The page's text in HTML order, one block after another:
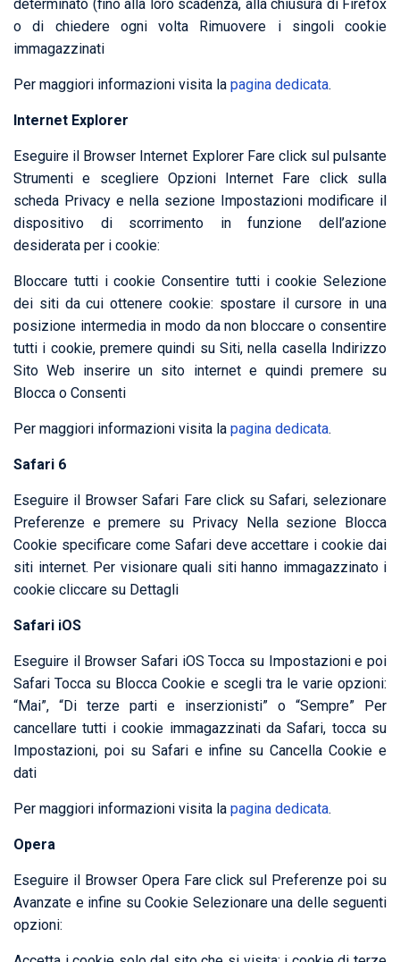
determinato (fino alla loro scadenza, alla chiusura di Firefox
o di chiedere ogni volta Rimuovere i singoli cookie
immagazzinati
Per maggiori informazioni visita la pagina dedicata.
Internet Explorer
Eseguire il Browser Internet Explorer Fare click sul pulsante
Strumenti e scegliere Opzioni Internet Fare click sulla
scheda Privacy e nella sezione Impostazioni modificare il
dispositivo di scorrimento in funzione dell’azione
desiderata per i cookie:
Bloccare tutti i cookie Consentire tutti i cookie Selezione
dei siti da cui ottenere cookie: spostare il cursore in una
posizione intermedia in modo da non bloccare o consentire
tutti i cookie, premere quindi su Siti, nella casella Indirizzo
Sito Web inserire un sito internet e quindi premere su
Blocca o Consenti
Per maggiori informazioni visita la pagina dedicata.
Safari 6
Eseguire il Browser Safari Fare click su Safari, selezionare
Preferenze e premere su Privacy Nella sezione Blocca
Cookie specificare come Safari deve accettare i cookie dai
siti internet. Per visionare quali siti hanno immagazzinato i
cookie cliccare su Dettagli
Safari iOS
Eseguire il Browser Safari iOS Tocca su Impostazioni e poi
Safari Tocca su Blocca Cookie e scegli tra le varie opzioni:
“Mai”, “Di terze parti e inserzionisti” o “Sempre” Per
cancellare tutti i cookie immagazzinati da Safari, tocca su
Impostazioni, poi su Safari e infine su Cancella Cookie e
dati
Per maggiori informazioni visita la pagina dedicata.
Opera
Eseguire il Browser Opera Fare click sul Preferenze poi su
Avanzate e infine su Cookie Selezionare una delle seguenti
opzioni: